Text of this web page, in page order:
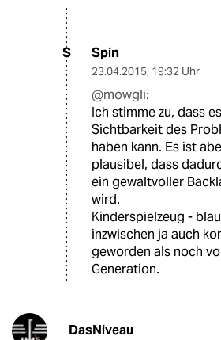
S Spin
23.04.2015, 19:32 Uhr
@mowgli:
Ich stimme zu, dass
Sichtbarkeit des
haben kann. Es ist
plausibel, dass
ein gewaltvoller
wird.
Kinderspielzeug -
inzwischen ja auch
geworden als noch
Generation.
DasNiveau